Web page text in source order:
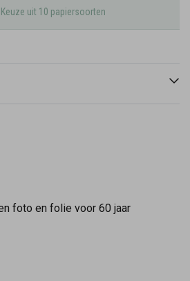
Keuze uit 10 papiersoorten
foto en folie voor 60 jaar